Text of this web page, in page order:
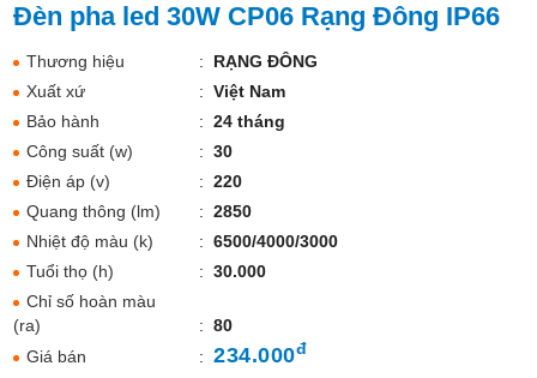
Đèn pha led 30W CP06 Rạng Đông IP66
Thương hiệu : RẠNG ĐÔNG
Xuất xứ
: Việt Nam
Bảo hành
: 24 tháng
Công suất (w)
: 30
Điện áp (v)
: 220
Quang thông (lm)
: 2850
Nhiệt độ màu (k)
: 6500/4000/3000
Tuổi thọ (h)
: 30.000
Chỉ số hoàn màu
(ra)
: 80
Giá bán
:234.000đ